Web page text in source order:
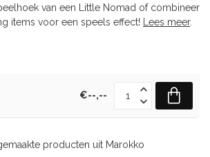
van een Little Nomad of combineer
items voor een speels effect! Lees meer.
€--,--
producten uit Marokko